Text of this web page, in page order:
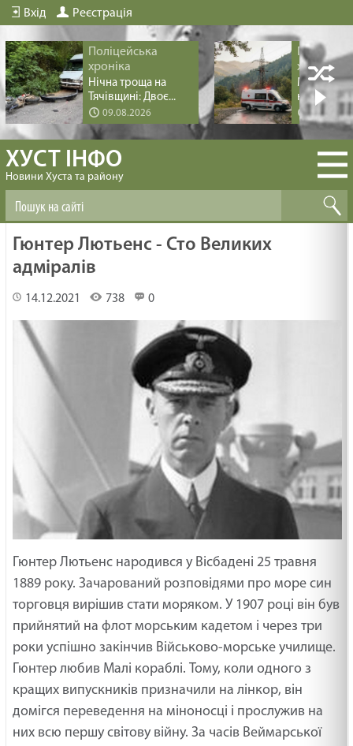
Вхід Реєстрація
Поліцейська
хроніка
Нічна троща на
Тячівщині: Двоє...
09.08.2026
хроніка
Медична
на
ХУСТ ІНФО
Новини Хуста та району
Гюнтер Лютьенс - Сто Великих
адміралів
14.12.2021 738 0
Гюнтер Лютьенс народився у Вісбадені 25 травня
1889 року. Зачарований розповідями про море син
торговця вирішив стати моряком. У 1907 році він був
прийнятий на флот морським кадетом і через три
роки успішно закінчив Військово-морське училище.
Гюнтер любив Малі кораблі. Тому, коли одного з
кращих випускників призначили на лінкор, він
домігся переведення на міноносці і прослужив на
них всю першу світову війну. За часів Веймарської